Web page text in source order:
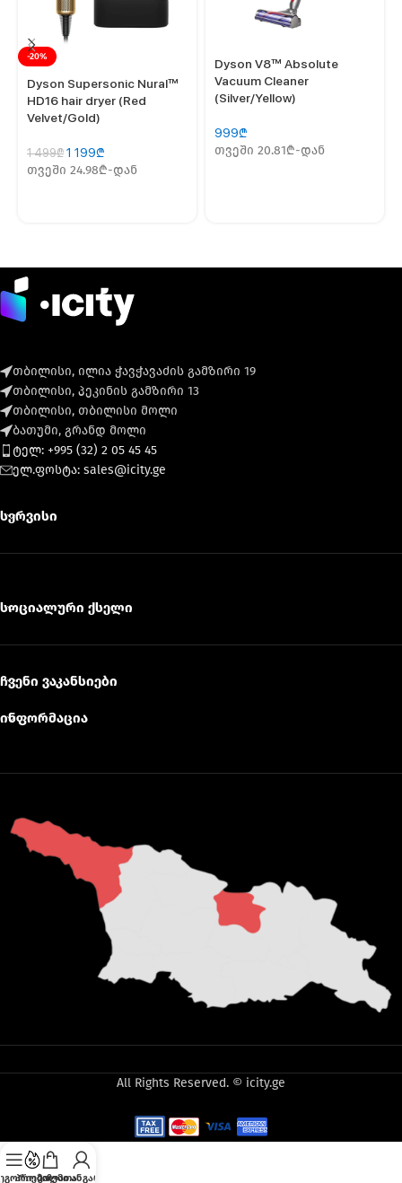
-20%
Dyson Supersonic Nural™
HD16 hair dryer (Red
Velvet/Gold)
1 499₾ 1 199₾
თვეში 24.98₾-დან
Dyson V8™ Absolute
Vacuum Cleaner
(Silver/Yellow)
999₾
თვეში 20.81₾-დან
თბილისი, ილია ჭავჭავაძის გამზირი 19
თბილისი, პეკინის გამზირი 13
თბილისი, თბილისი მოლი
ბათუმი, გრანდ მოლი
ტელ: +995 (32) 2 05 45 45
ელ.ფოსტა: sales@icity.ge
სერვისი
სოციალური ქსელი
ჩვენი ვაკანსიები
ინფორმაცია
All Rights Reserved. © icity.ge
პრომოკალათა
ჩემი ანგარიში